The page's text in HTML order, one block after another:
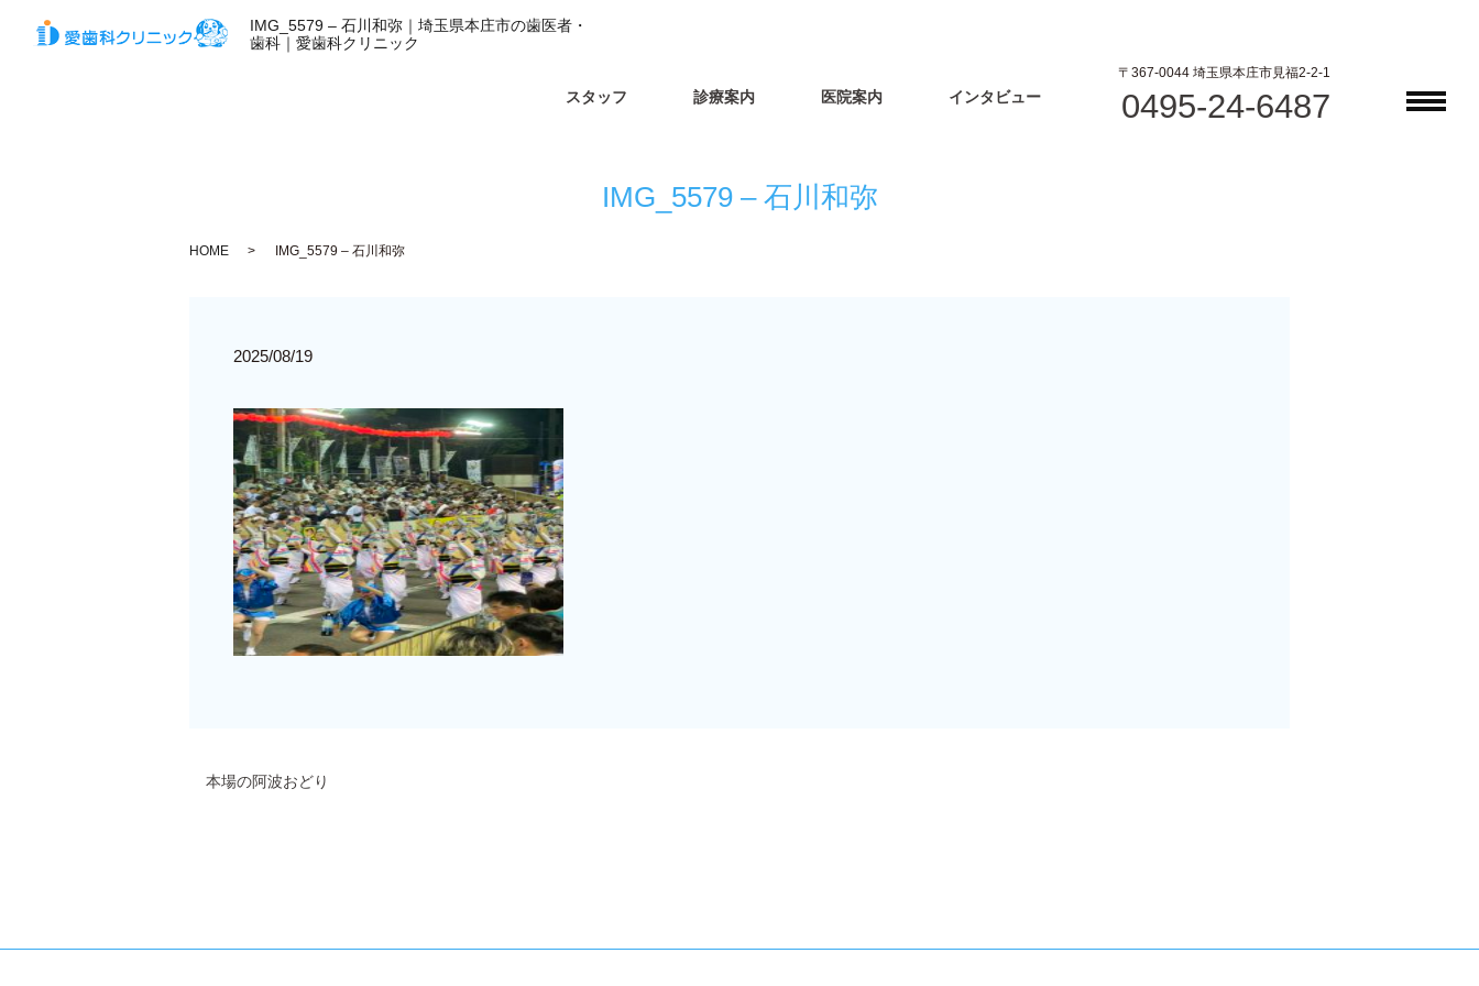
IMG_5579 – 石川和弥｜埼玉県本庄市の歯医者・
歯科｜愛歯科クリニック
スタッフ 診療案内 医院案内 インタビュー
〒367-0044 埼玉県本庄市見福2-2-1
0495-24-6487
IMG_5579 – 石川和弥
HOME IMG_5579 – 石川和弥
2025/08/19
本場の阿波おどり